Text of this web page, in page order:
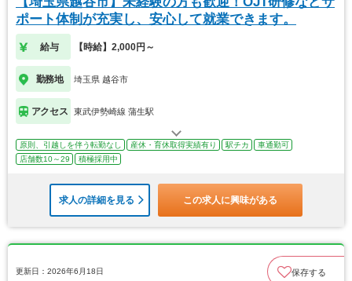
ポート体制が充実し、安心して就業できます。
給与 【時給】2,000円～
勤務地 埼玉県 越谷市
アクセス 東武伊勢崎線 蒲生駅
原則、引越しを伴う転勤なし 産休・育休取得実績有り 駅チカ
車通勤可
店舗数10～29
積極採用中
求人の詳細を見る この求人に興味がある
更新日：2026年6月18日 保存する